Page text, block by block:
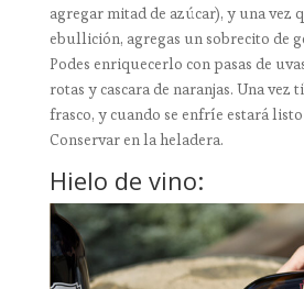
agregar mitad de azúcar), y una vez
ebullición, agregas un sobrecito de
Podes enriquecerlo con pasas de
rotas y cascara de naranjas. Una vez
frasco, y cuando se enfríe estará
Conservar en la heladera.
Hielo de vino: